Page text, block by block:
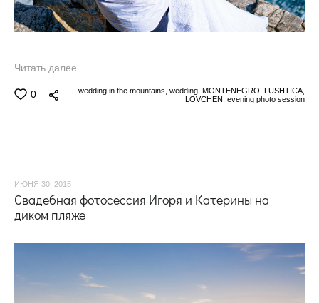
Читать далее
0 wedding in the mountains, wedding, MONTENEGRO, LUSHTICA,
LOVCHEN, evening photo session
ИЮНЯ 30, 2015
Свадебная фотосессия Игоря и Катерины на
диком пляже